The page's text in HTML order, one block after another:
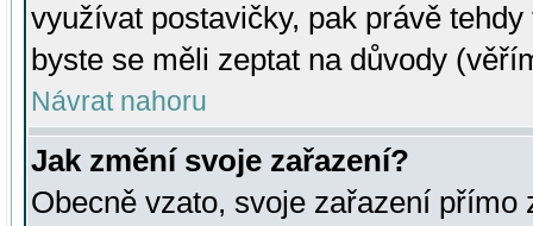
využívat postavičky, pak právě
byste se měli zeptat na důvody
Návrat nahoru
Jak změní svoje zařazení?
Obecně vzato, svoje zařazení přímo